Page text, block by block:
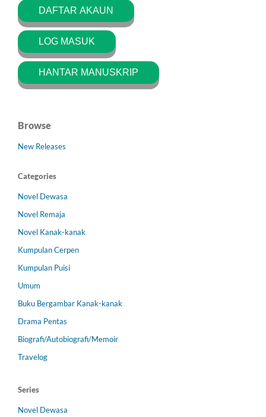
DAFTAR AKAUN
LOG MASUK
HANTAR MANUSKRIP
Browse
New Releases
Categories
Novel Dewasa
Novel Remaja
Novel Kanak-kanak
Kumpulan Cerpen
Kumpulan Puisi
Umum
Buku Bergambar Kanak-kanak
Drama Pentas
Biografi/Autobiografi/Memoir
Travelog
Series
Novel Dewasa